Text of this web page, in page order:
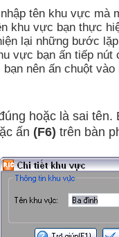
tên khu vực mà
khu vực bạn thực
lại những bước
vực bạn ấn tiếp nút
nên ấn chuột
hoặc là sai
ấn (F6) trên bàn